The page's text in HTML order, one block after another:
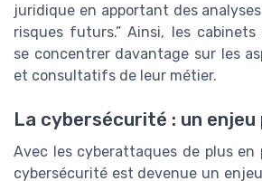
juridique en apportant des
risques futurs.” Ainsi, les
se concentrer davantage sur les
et consultatifs de leur métier.
La cybersécurité : un
Avec les cyberattaques de plus en
cybersécurité est devenue un